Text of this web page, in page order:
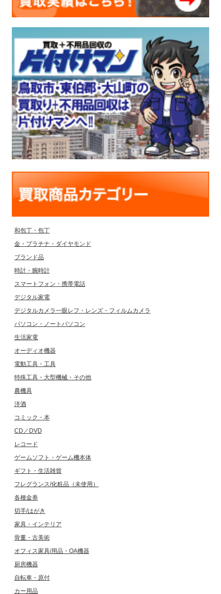
和包丁・包丁
金・プラチナ・ダイヤモンド
ブランド品
時計・腕時計
スマートフォン・携帯電話
デジタル家電
デジタルカメラ一眼レフ・レンズ・フィルムカメラ
パソコン・ノートパソコン
生活家電
オーディオ機器
電動工具・工具
特殊工具・大型機械・その他
農機具
洋酒
コミック・本
CD／DVD
レコード
ゲームソフト・ゲーム機本体
ギフト・生活雑貨
フレグランス/化粧品（未使用）
各種金券
切手/はがき
家具・インテリア
骨董・古美術
オフィス家具/用品・OA機器
厨房機器
自転車・原付
カー用品